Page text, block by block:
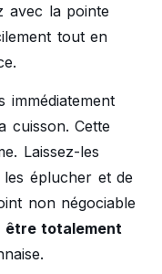
avec la pointe
tout en
immédiatement
cuisson. Cette
Laissez-les
éplucher et de
non négociable
être totalement